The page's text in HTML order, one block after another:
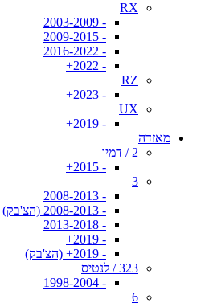
RX
- 2003-2009
- 2009-2015
- 2016-2022
- 2022+
RZ
- 2023+
UX
- 2019+
מאזדה
2 / דמיו
- 2015+
3
- 2008-2013
- 2008-2013 (הצ'בק)
- 2013-2018
- 2019+
- 2019+ (הצ'בק)
323 / לנטיס
- 1998-2004
6